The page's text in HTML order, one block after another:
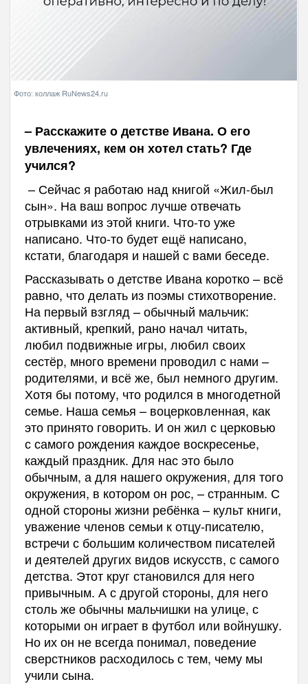
Фото: коллаж RuNews24.ru
– Расскажите о детстве Ивана. О его
увлечениях, кем он хотел стать? Где
учился?
– Сейчас я работаю над книгой «Жил-был
сын». На ваш вопрос лучше отвечать
отрывками из этой книги. Что-то уже
написано. Что-то будет ещё написано,
кстати, благодаря и нашей с вами беседе.
Рассказывать о детстве Ивана коротко – всё
равно, что делать из поэмы стихотворение.
На первый взгляд – обычный мальчик:
активный, крепкий, рано начал читать,
любил подвижные игры, любил своих
сестёр, много времени проводил с нами –
родителями, и всё же, был немного другим.
Хотя бы потому, что родился в многодетной
семье. Наша семья – воцерковленная, как
это принято говорить. И он жил с церковью
с самого рождения каждое воскресенье,
каждый праздник. Для нас это было
обычным, а для нашего окружения, для того
окружения, в котором он рос, – странным. С
одной стороны жизни ребёнка – культ книги,
уважение членов семьи к отцу-писателю,
встречи с большим количеством писателей
и деятелей других видов искусств, с самого
детства. Этот круг становился для него
привычным. А с другой стороны, для него
столь же обычны мальчишки на улице, с
которыми он играет в футбол или войнушку.
Но их он не всегда понимал, поведение
сверстников расходилось с тем, чему мы
учили сына.